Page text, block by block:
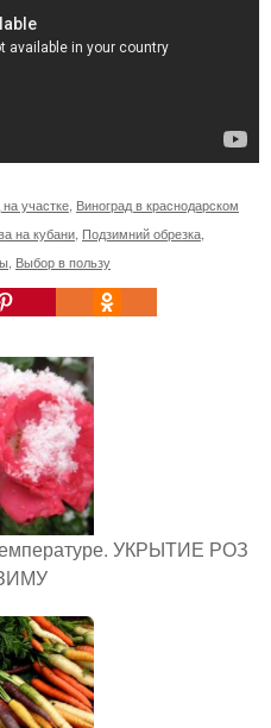
участке Виноград в краснодарском
на кубани Подзимний обрезка
Выбор в пользу
УКРЫТИЕ РОЗ